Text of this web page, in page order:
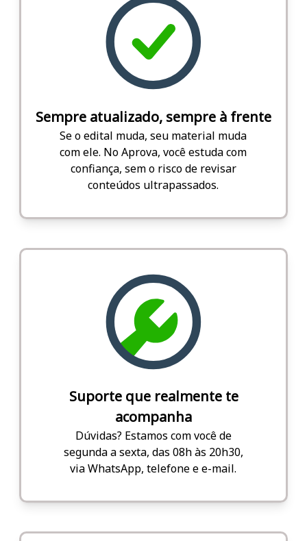
Sempre atualizado, sempre à frente
Se o edital muda, seu material muda
com ele. No Aprova, você estuda com
confiança, sem o risco de revisar
conteúdos ultrapassados.
Suporte que realmente te
acompanha
Dúvidas? Estamos com você de
segunda a sexta, das 08h às 20h30,
via WhatsApp, telefone e e-mail.